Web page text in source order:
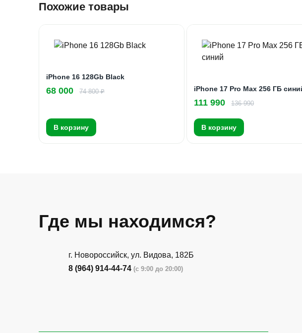
Похожие товары
iPhone 16 128Gb Black
68 000 74 800 ₽
В корзину
iPhone 17 Pro Max 256 ГБ
111 990 136 990
В корзину
Где мы находимся?
г. Новороссийск, ул. Видова, 182Б
8 (964) 914-44-74 (с 9:00 до 20:00)